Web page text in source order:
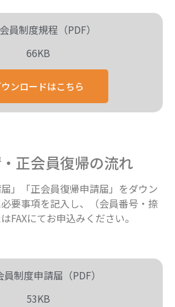
員制度規程（PDF）
66KB
ンロードはこちら
正会員復帰の流れ
届」「正会員復帰申請届」をダウン
要事項を記入し、（会員番号・捺
FAXにてお申込みください。
制度申請届（PDF）
53KB